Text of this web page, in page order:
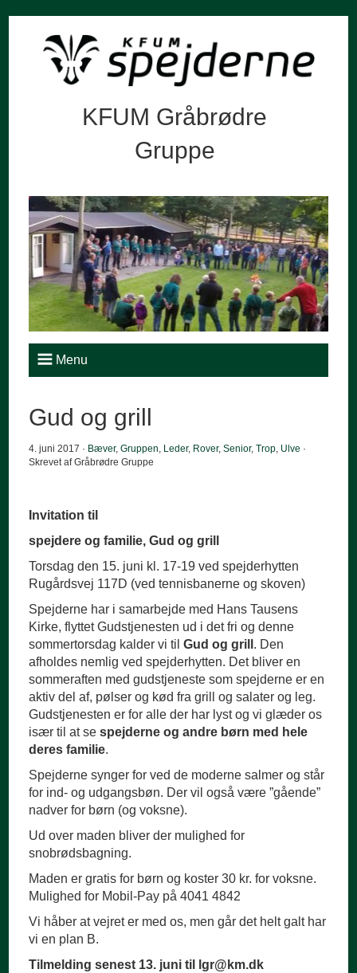
KFUM Gråbrødre
Gruppe
Menu
Gud og grill
4. juni 2017 · Bæver,Gruppen, Leder, Rover,Senior,Trop, Ulve ·
Skrevet af Gråbrødre Gruppe
Invitation til
spejdere og familie, Gud og grill
Torsdag den 15. juni kl. 17-19 ved spejderhytten
Rugårdsvej 117D (ved tennisbanerne og skoven)
Spejderne har i samarbejde med Hans Tausens
Kirke, flyttet Gudstjenesten ud i det fri og denne
sommertorsdag kalder vi tilGud og grill . Den
afholdes nemlig ved spejderhytten. Det bliver en
sommeraften med gudstjeneste som spejderne er en
aktiv del af, pølser og kød fra grill og salater og leg.
Gudstjenesten er for alle der har lyst og vi glæder os
især til at sespejderne og andre børn med hele
deres familie.
Spejderne synger for ved de moderne salmer og står
for ind- og udgangsbøn. Der vil også være ”gående”
nadver for børn (og voksne).
Ud over maden bliver der mulighed for
snobrødsbagning.
Maden er gratis for børn og koster 30 kr. for voksne.
Mulighed for Mobil-Pay på 4041 4842
Vi håber at vejret er med os, men går det helt galt har
vi en plan B.
Tilmelding senest 13. juni til lgr@km.dk